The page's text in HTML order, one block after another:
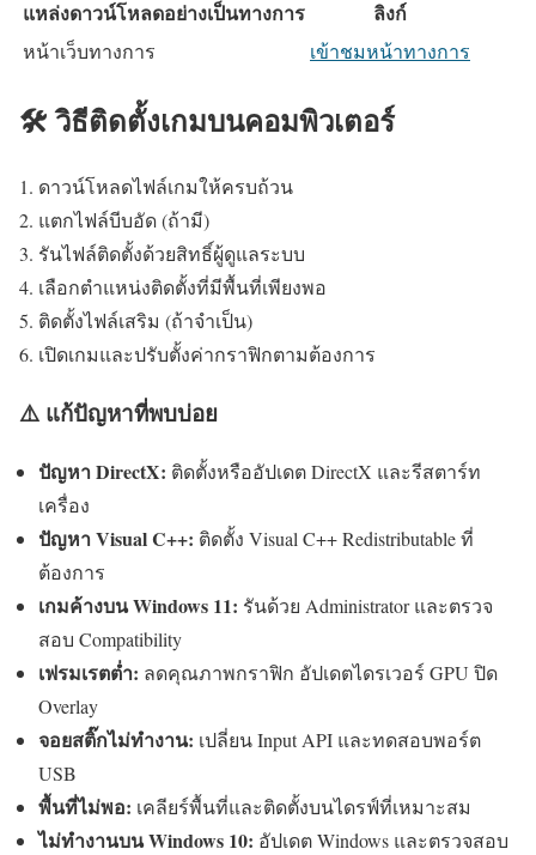
แหล่งดาวน์โหลดอย่างเป็นทางการ ลิงก์
หน้าเว็บทางการ เข้าชมหน้าทางการ
🛠️ วิธีติดตั้งเกมบนคอมพิวเตอร์
ดาวน์โหลดไฟล์เกมให้ครบถ้วน
แตกไฟล์บีบอัด (ถ้ามี)
รันไฟล์ติดตั้งด้วยสิทธิ์ผู้ดูแลระบบ
เลือกตำแหน่งติดตั้งที่มีพื้นที่เพียงพอ
ติดตั้งไฟล์เสริม (ถ้าจำเป็น)
เปิดเกมและปรับตั้งค่ากราฟิกตามต้องการ
⚠️ แก้ปัญหาที่พบบ่อย
ปัญหา DirectX: ติดตั้งหรืออัปเดต DirectX และรีสตาร์ท
เครื่อง
ปัญหา Visual C++: ติดตั้ง Visual C++ Redistributable ที่
ต้องการ
เกมค้างบน Windows 11: รันด้วย Administrator และตรวจ
สอบ Compatibility
เฟรมเรตต่ำ: ลดคุณภาพกราฟิก อัปเดตไดรเวอร์ GPU ปิด
Overlay
จอยสติ๊กไม่ทำงาน: เปลี่ยน Input API และทดสอบพอร์ต
USB
พื้นที่ไม่พอ: เคลียร์พื้นที่และติดตั้งบนไดรฟ์ที่เหมาะสม
ไม่ทำงานบน Windows 10: อัปเดต Windows และตรวจสอบ